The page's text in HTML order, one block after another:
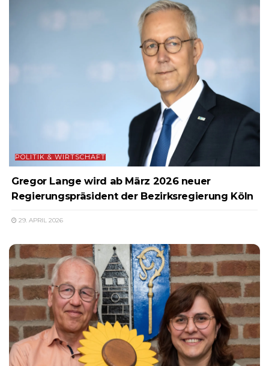
POLITIK & WIRTSCHAFT
Gregor Lange wird ab März 2026 neuer
Regierungspräsident der Bezirksregierung Köln
29. APRIL 2026